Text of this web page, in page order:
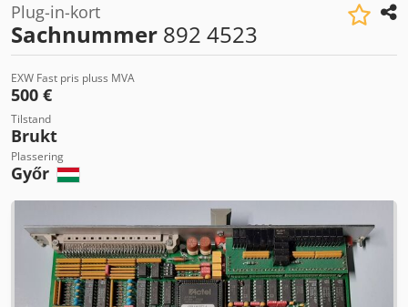
Plug-in-kort
Sachnummer 892 4523
EXW Fast pris pluss MVA
500 €
Tilstand
Brukt
Plassering
Győr